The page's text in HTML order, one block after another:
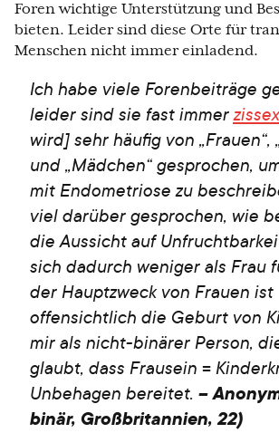
Foren wichtige Unterstützung und
bieten. Leider sind diese Orte für
Menschen nicht immer einladend.
Ich habe viele Forenbeiträge
leider sind sie fast immer
wird] sehr häufig von „Frauen“,
und „Mädchen“ gesprochen,
mit Endometriose zu
viel darüber gesprochen, wie
die Aussicht auf
sich dadurch weniger als Frau
der Hauptzweck von Frauen ist
offensichtlich die Geburt von
mir als nicht-binärer Person,
glaubt, dass Frausein =
Unbehagen bereitet. –
binär, Großbritannien, 22)